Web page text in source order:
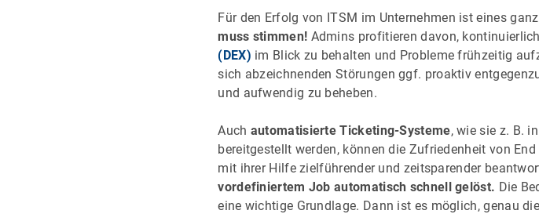
Für den Erfolg von ITSM im Unternehmen ist eines
muss stimmen! Admins profitieren davon,
(DEX) im Blick zu behalten und Probleme frühzeitig
sich abzeichnenden Störungen ggf. proaktiv
und aufwendig zu beheben.
Auch automatisierte Ticketing-Systeme, wie sie z. B.
bereitgestellt werden, können die Zufriedenheit von
mit ihrer Hilfe zielführender und zeitsparender
vordefiniertem Job automatisch schnell gelöst. Die
eine wichtige Grundlage. Dann ist es möglich, genau